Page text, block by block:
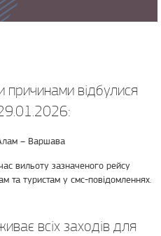
причинами відбулися
– Варшава
вильоту зазначеного рейсу
та туристам у смс-повідомленнях.
всіх заходів для